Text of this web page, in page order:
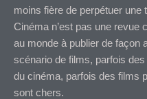
moins fière de perpétuer une
Cinéma n’est pas une revue
au monde à publier de façon
scénario de films, parfois
du cinéma, parfois des films
sont chers.